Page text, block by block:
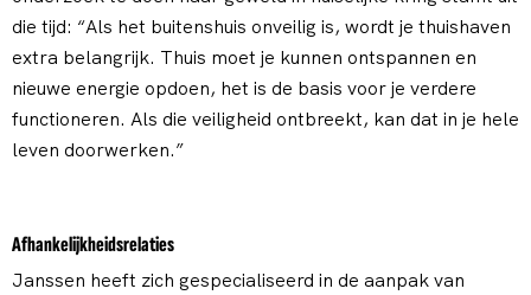
die tijd: “Als het buitenshuis onveilig is, wordt je thuishaven
extra belangrijk. Thuis moet je kunnen ontspannen en
nieuwe energie opdoen, het is de basis voor je verdere
functioneren. Als die veiligheid ontbreekt, kan dat in je hele
leven doorwerken.”
Afhankelijkheidsrelaties
Janssen heeft zich gespecialiseerd in de aanpak van